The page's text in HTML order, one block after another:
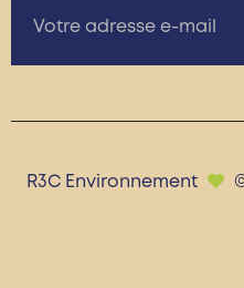
R3C Environnement